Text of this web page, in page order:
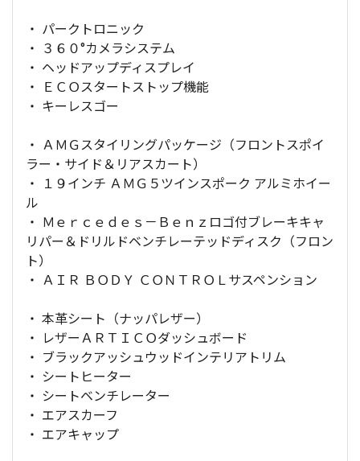
・ パークトロニック
・ ３６０°カメラシステム
・ ヘッドアップディスプレイ
・ ＥＣＯスタートストップ機能
・ キーレスゴー
・ ＡＭＧスタイリングパッケージ（フロントスポイ
ラー・サイド＆リアスカート）
・ １９インチ ＡＭＧ５ツインスポーク アルミホイー
ル
・ Ｍｅｒｃｅｄｅｓ－Ｂｅｎｚロゴ付ブレーキキャ
リパー＆ドリルドベンチレーテッドディスク（フロン
ト）
・ ＡＩＲ ＢＯＤＹ ＣＯＮＴＲＯＬサスペンション
・ 本革シート（ナッパレザー）
・ レザーＡＲＴＩＣＯダッシュボード
・ ブラックアッシュウッドインテリアトリム
・ シートヒーター
・ シートベンチレーター
・ エアスカーフ
・ エアキャップ